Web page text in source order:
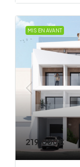
MIS EN AVANT
219,000€